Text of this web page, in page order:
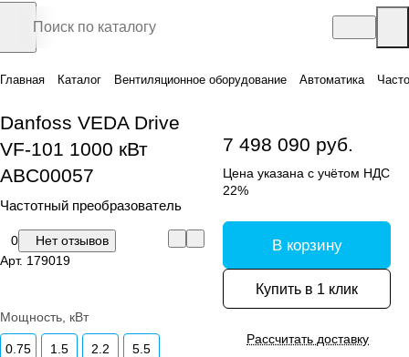
Главная Каталог Вентиляционное оборудование Автоматика
Danfoss VEDA Drive
VF-101 1000 кВт
ABC00057
Частотный преобразователь
0
Нет отзывов
Арт. 179019
Мощность, кВт
0.75 1.5 2.2 5.5
7 498 090 руб.
Цена указана с учётом НДС
22%
В корзину
Купить в 1 клик
Рассчитать доставку